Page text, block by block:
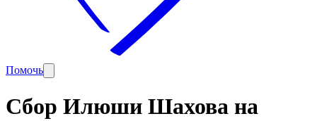
Помочь
Сбор Илюши Шахова на